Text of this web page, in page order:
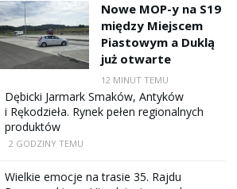
Nowe MOP-y na S19
między Miejscem
Piastowym a Duklą
już otwarte
12 MINUT TEMU
Dębicki Jarmark Smaków, Antyków
i Rękodzieła. Rynek pełen regionalnych
produktów
2 GODZINY TEMU
Wielkie emocje na trasie 35. Rajdu